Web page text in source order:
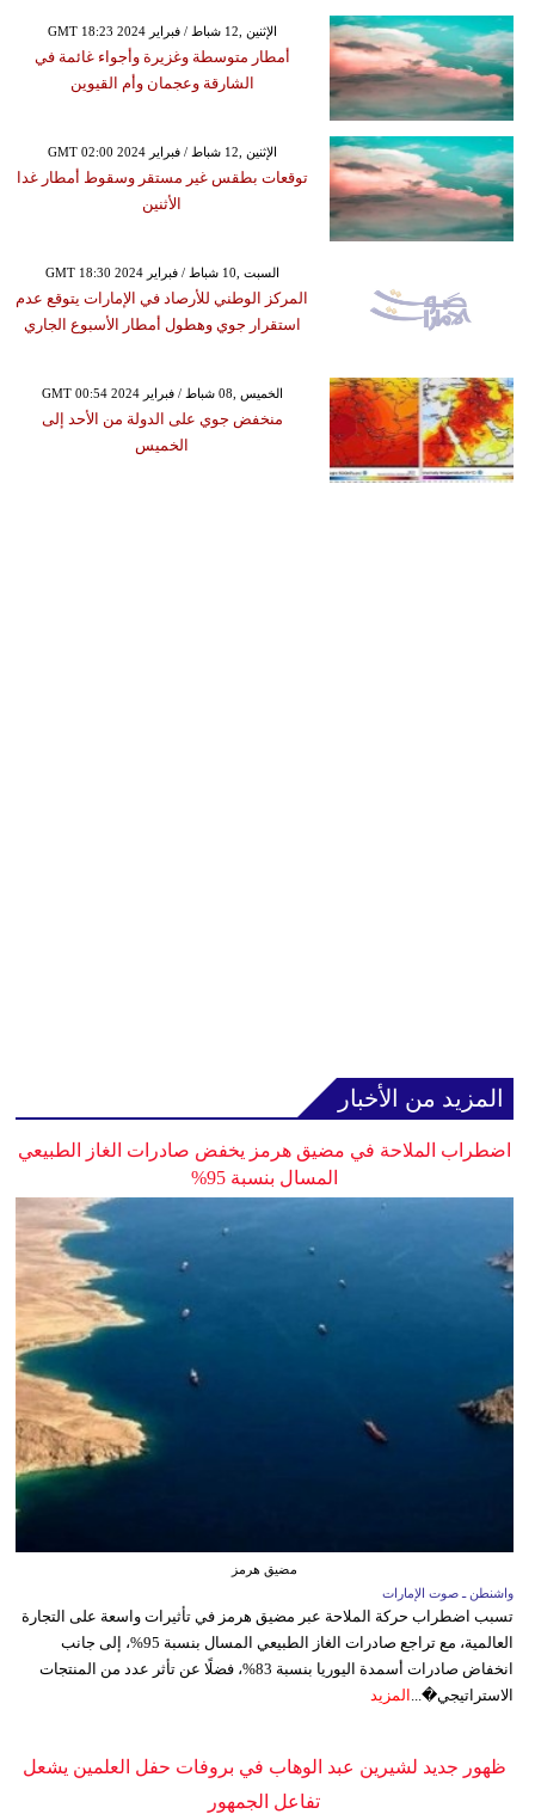
GMT 18:23 2024 الإثنين ,12 شباط / فبراير
أمطار متوسطة وغزيرة وأجواء غائمة في
الشارقة وعجمان وأم القيوين
GMT 02:00 2024 الإثنين ,12 شباط / فبراير
توقعات بطقس غير مستقر وسقوط أمطار غدا
الأثنين
GMT 18:30 2024 السبت ,10 شباط / فبراير
المركز الوطني للأرصاد في الإمارات يتوقع عدم
استقرار جوي وهطول أمطار الأسبوع الجاري
GMT 00:54 2024 الخميس ,08 شباط / فبراير
منخفض جوي على الدولة من الأحد إلى
الخميس
المزيد من الأخبار
اضطراب الملاحة في مضيق هرمز يخفض صادرات الغاز الطبيعي
المسال بنسبة 95%
مضيق هرمز
واشنطن ـ صوت الإمارات
تسبب اضطراب حركة الملاحة عبر مضيق هرمز في تأثيرات واسعة على التجارة
العالمية، مع تراجع صادرات الغاز الطبيعي المسال بنسبة 95%، إلى جانب
انخفاض صادرات أسمدة اليوريا بنسبة 83%، فضلًا عن تأثر عدد من المنتجات
الاستراتيجي�... المزيد
ظهور جديد لشيرين عبد الوهاب في بروفات حفل العلمين يشعل
تفاعل الجمهور